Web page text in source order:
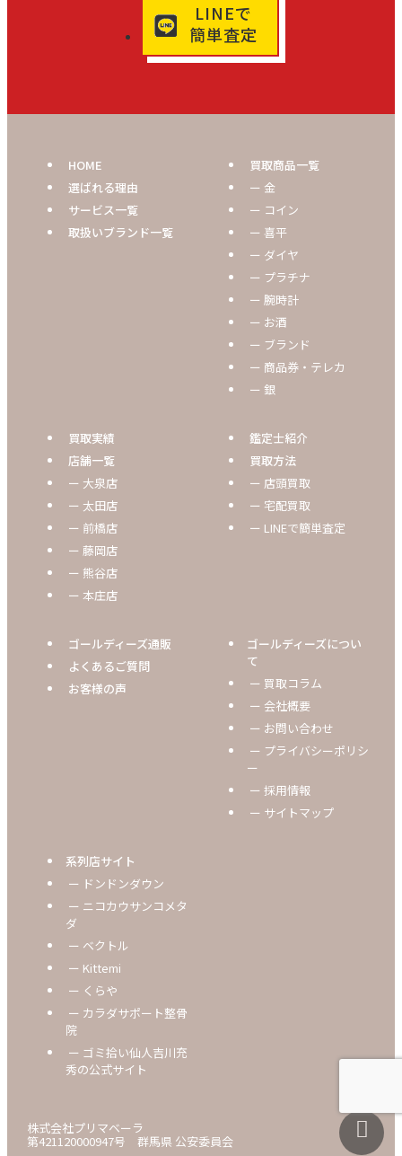
LINEで
簡単査定
HOME
選ばれる理由
サービス一覧
取扱いブランド一覧
買取商品一覧
ー 金
ー コイン
ー 喜平
ー ダイヤ
ー プラチナ
ー 腕時計
ー お酒
ー ブランド
ー 商品券・テレカ
ー 銀
買取実績
店舗一覧
ー 大泉店
ー 太田店
ー 前橋店
ー 藤岡店
ー 熊谷店
ー 本庄店
鑑定士紹介
買取方法
ー 店頭買取
ー 宅配買取
ー LINEで簡単査定
ゴールディーズ通販
よくあるご質問
お客様の声
ゴールディーズについ
て
ー 買取コラム
ー 会社概要
ー お問い合わせ
ー プライバシーポリシ
ー
ー 採用情報
ー サイトマップ
系列店サイト
ー ドンドンダウン
ー ニコカウサンコメタ
ダ
ー ベクトル
ー Kittemi
ー くらや
ー カラダサポート整骨
院
ー ゴミ拾い仙人吉川充
秀の公式サイト
株式会社プリマベーラ
第421120000947号 群馬県 公安委員会